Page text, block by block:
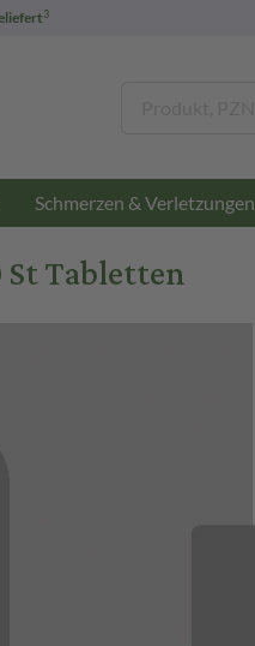
3
Schmerzen & Verletzungen
St Tabletten